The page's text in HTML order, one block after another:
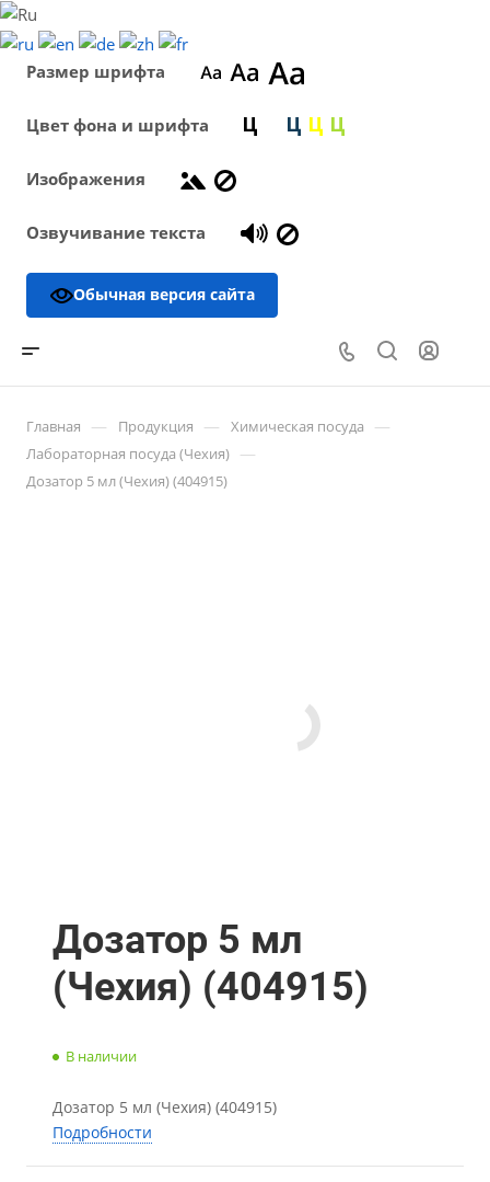
Размер шрифта
Цвет фона и шрифта
Изображения
Озвучивание текста
Обычная версия сайта
Главная — Продукция — Химическая посуда —
Лабораторная посуда (Чехия) —
Дозатор 5 мл (Чехия) (404915)
Дозатор 5 мл
(Чехия) (404915)
В наличии
Дозатор 5 мл (Чехия) (404915)
Подробности